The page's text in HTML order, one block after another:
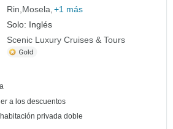
Rin Mosela +1 más
Solo: Inglés
Scenic Luxury Cruises & Tours
a los descuentos
privada doble